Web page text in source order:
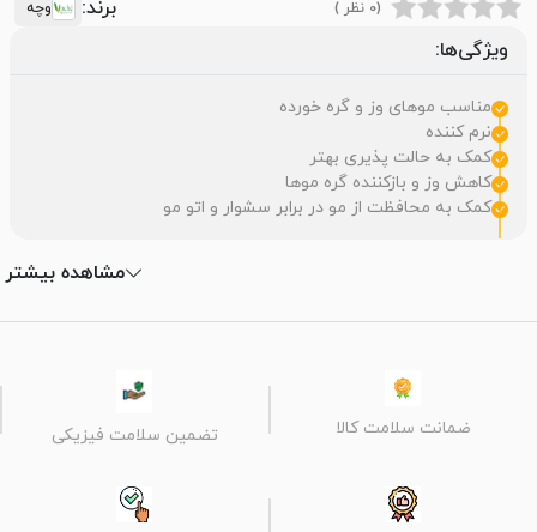
(0 نظر ) برند: وچه
ویژگی‌ها:
مناسب موهای وز و گره خورده
نرم کننده
کمک به حالت پذیری بهتر
کاهش وز و بازکننده گره موها
کمک به محافظت از مو در برابر سشوار و اتو مو
مشاهده بیشتر
ضمانت سلامت کالا تضمین سلامت فیزیکی